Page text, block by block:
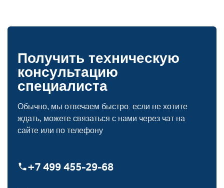
Получить техническую
консультацию
специалиста
Обычно, мы отвечаем быстро. если не хотите
ждать, можете связаться с нами через чат на
сайте или по телефону
+7 499 455‑29‑68